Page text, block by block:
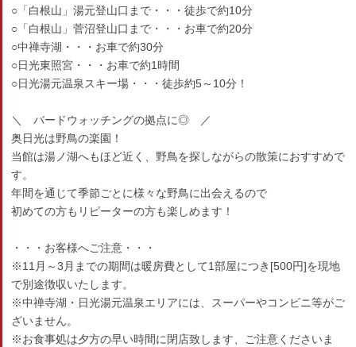
○「白根山」湯元登山口まで・・・徒歩で約10分
○「白根山」菅沼登山口まで・・・お車で約20分
○中禅寺湖・・・お車で約30分
○日光東照宮・・・お車で約1時間
○日光湯元温泉スキー場・・・徒歩約5～10分！
＼ バードウォッチングの拠点に◎ ／
奥日光は野鳥の楽園！
当館は湯ノ湖へもほど近く、野鳥を探しながらの散策におすすめで
す。
年間を通じて季節ごとに様々な野鳥に出会えるので
初めての方もリピーターの方も楽しめます！
・・・お客様へご注意・・・
※11月～3月までの期間は暖房費として1部屋につき[500円]を現地
で別途徴収いたします。
※中禅寺湖・日光湯元温泉エリアには、スーパーやコンビニ等がご
ざいません。
※お食事処は夕方の早い時間に閉店致します、ご注意くださいま